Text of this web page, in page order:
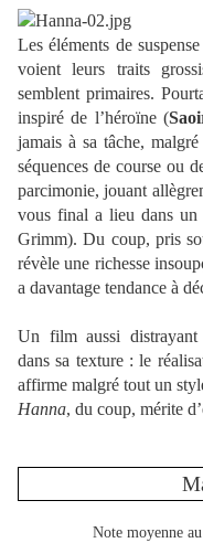
Les éléments de
voient leurs traits
semblent primaires.
inspiré de l’héroïne (
jamais à sa tâche,
séquences de course ou
parcimonie, jouant
vous final a lieu dans un
Grimm). Du coup, pris
révèle une richesse
a davantage tendance à
Un film aussi distrayant
dans sa texture : le
affirme malgré tout un
Hanna, du coup, mérite
Note moyenne